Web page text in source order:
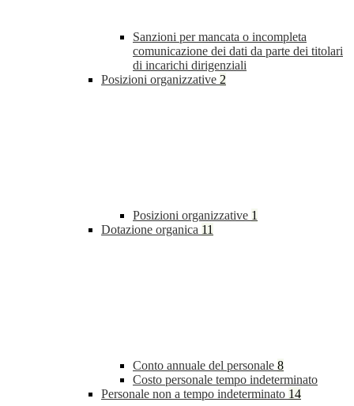
Sanzioni per mancata o incompleta
comunicazione dei dati da parte dei titolari
di incarichi dirigenziali
Posizioni organizzative 2
Posizioni organizzative 1
Dotazione organica 11
Conto annuale del personale 8
Costo personale tempo indeterminato
Personale non a tempo indeterminato 14